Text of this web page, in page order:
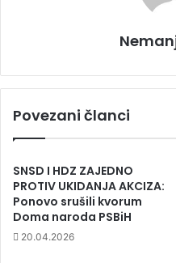
Povezani članci
SNSD I HDZ ZAJEDNO
PROTIV UKIDANJA AKCIZA:
Ponovo srušili kvorum
Doma naroda PSBiH
20.04.2026